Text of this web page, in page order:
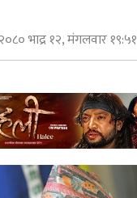
२०८० भाद्र १२, मंगलवार १९:५१